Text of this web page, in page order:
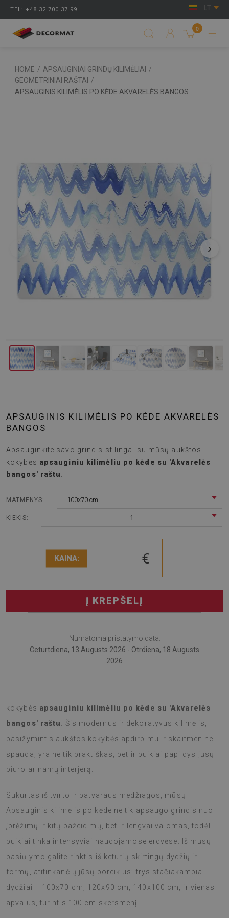
TEL: +48 32 700 37 99
0
HOME / APSAUGINIAI GRINDŲ KILIMĖLIAI
/
GEOMETRINIAI RAŠTAI
/
APSAUGINIS KILIMĖLIS PO KĖDE AKVARELĖS BANGOS
‹ ›
APSAUGINIS KILIMĖLIS PO KĖDE AKVARELĖS
BANGOS
Apsauginkite savo grindis stilingai su mūsų aukštos
kokybės apsauginiu kilimėliu po kėde su 'Akvarelės
bangos' raštu
MATMENYS: 100x70 cm
KIEKIS: 1
KAINA: €
Į KREPŠELĮ
Numatoma pristatymo data:
Ceturtdiena, 13 Augusts 2026 - Otrdiena, 18 Augusts
2026
kokybės apsauginiu kilimėliu po kėde su 'Akvarelės
bangos' raštu
. Šis modernus ir dekoratyvus kilimėlis,
pasižymintis aukštos kokybės apdirbimu ir skaitmenine
spauda, yra ne tik praktiškas, bet ir puikiai papildys jūsų
biuro ar namų interjerą.
Sukurtas iš tvirto ir patvaraus medžiagos, mūsų
Apsauginis kilimėlis po kėde ne tik apsaugo grindis nuo
įbrėžimų ir kitų pažeidimų, bet ir lengvai valomas, todėl
puikiai tinka intensyviai naudojamose erdvėse. Iš mūsų
pasiūlymo galite rinktis iš keturių skirtingų dydžių ir
formų, atitinkančių jūsų poreikius: trys stačiakampiai
dydžiai – 100x70 cm, 120x90 cm, 140x100 cm, ir vienas
apvalus, turintis 100 cm skersmenį.